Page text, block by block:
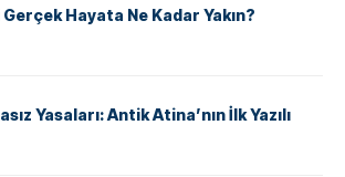
Hayata Ne Kadar Yakın?
Yasaları: Antik Atina’nın İlk Yazılı